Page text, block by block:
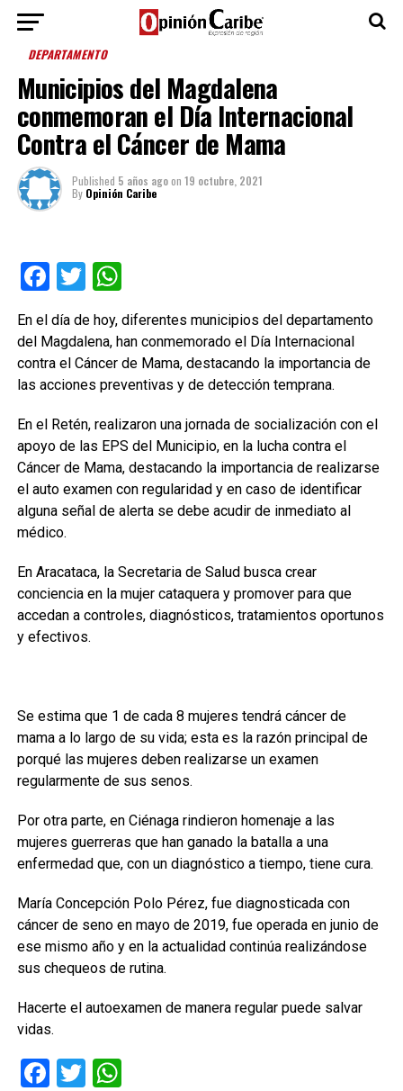
DEPARTAMENTO
Municipios del Magdalena
conmemoran el Día Internacional
Contra el Cáncer de Mama
Published 5 años agoon 19 octubre, 2021
By Opinión Caribe
Facebook
TwitterWhatsApp
En el día de hoy, diferentes municipios del departamento
del Magdalena, han conmemorado el Día Internacional
contra el Cáncer de Mama, destacando la importancia de
las acciones preventivas y de detección temprana.
En el Retén, realizaron una jornada de socialización con el
apoyo de las EPS del Municipio, en la lucha contra el
Cáncer de Mama, destacando la importancia de realizarse
el auto examen con regularidad y en caso de identificar
alguna señal de alerta se debe acudir de inmediato al
médico.
En Aracataca, la Secretaria de Salud busca crear
conciencia en la mujer cataquera y promover para que
accedan a controles, diagnósticos, tratamientos oportunos
y efectivos.
Se estima que 1 de cada 8 mujeres tendrá cáncer de
mama a lo largo de su vida; esta es la razón principal de
porqué las mujeres deben realizarse un examen
regularmente de sus senos.
Por otra parte, en Ciénaga rindieron homenaje a las
mujeres guerreras que han ganado la batalla a una
enfermedad que, con un diagnóstico a tiempo, tiene cura.
María Concepción Polo Pérez, fue diagnosticada con
cáncer de seno en mayo de 2019, fue operada en junio de
ese mismo año y en la actualidad continúa realizándose
sus chequeos de rutina.
Hacerte el autoexamen de manera regular puede salvar
vidas.
Facebook
TwitterWhatsApp